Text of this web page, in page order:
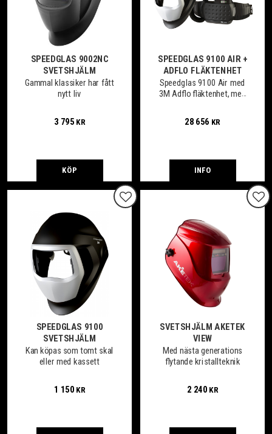
SPEEDGLAS 9002NC
SVETSHJÄLM
Gammal klassiker har fått
nytt liv
3 795KR
KÖP
SPEEDGLAS 9100 AIR +
ADFLO FLÄKTENHET
Speedglas 9100 Air med
3M Adflo fläktenhet, med
28 656 KR
INFO
SPEEDGLAS 9100
SVETSHJÄLM
Kan köpas som tomt skal
eller med kassett
1 150KR
Lägg till i favoriter
SVETSHJÄLM AKETEK
VIEW
Med nästa generations
flytande kristallteknik
2 240KR